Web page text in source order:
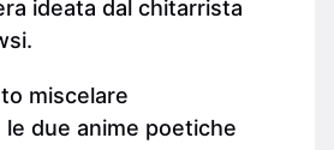
ideata dal chitarrista
miscelare
due anime poetiche